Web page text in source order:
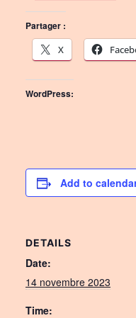
Partager :
X
WordPress:
Add to
DETAILS
Date:
14 novembre 2023
Time: